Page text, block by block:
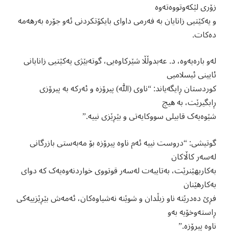
زۆری لێکەوتووەتەوە
و یەکێتیی زانایان بە فەرمی داوای بایکۆتکردنی ئەو جۆرە بەرهەمە
دەکات.
لەو بارەیەوە، د. عەبدوڵڵا شێرکاوەیی، گوتەبێژی یەکێتیی زانایانی
ئایینی ئیسلامیی
کوردستان ڕایگەیاند: “ناوی (الله) پیرۆزە و ئەرکە بە پیرۆزی
ڕابگیرێت، بە هیچ
شێوەیەک قابیلی سووکایەتی و بێڕێزی نییە.”
گوتیشی: “دروست نییە ئەم ناوە پیرۆزە بۆ مەبەستی بازرگانی
لەسەر کاڵاکان
بەکاربهێنرێت، بەتایبەت لەسەر قوتووی خواردنەوەیەک کە دوای
بەکارهێنان
فڕێ دەدرێتە ناو زبڵدان و شوێنە نەشیاوەکان، ئەمەش بێڕێزییەکی
ڕاستەوخۆیە بەو
ناوە پیرۆزە.”